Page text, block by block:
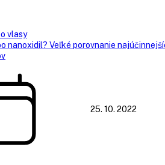
vlasy
nanoxidil? Veľké porovnanie
25. 10. 2022